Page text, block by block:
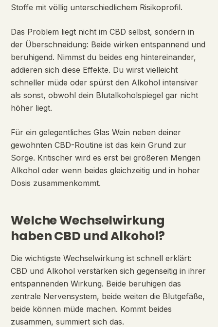
Stoffe mit völlig unterschiedlichem Risikoprofil.
Das Problem liegt nicht im CBD selbst, sondern in
der Überschneidung: Beide wirken entspannend und
beruhigend. Nimmst du beides eng hintereinander,
addieren sich diese Effekte. Du wirst vielleicht
schneller müde oder spürst den Alkohol intensiver
als sonst, obwohl dein Blutalkoholspiegel gar nicht
höher liegt.
Für ein gelegentliches Glas Wein neben deiner
gewohnten CBD-Routine ist das kein Grund zur
Sorge. Kritischer wird es erst bei größeren Mengen
Alkohol oder wenn beides gleichzeitig und in hoher
Dosis zusammenkommt.
Welche Wechselwirkung
haben CBD und Alkohol?
Die wichtigste Wechselwirkung ist schnell erklärt:
CBD und Alkohol verstärken sich gegenseitig in ihrer
entspannenden Wirkung. Beide beruhigen das
zentrale Nervensystem, beide weiten die Blutgefäße,
beide können müde machen. Kommt beides
zusammen, summiert sich das.